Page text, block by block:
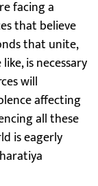
facing a
that believe
that unite,
is necessary
will
affecting
all these
is eagerly